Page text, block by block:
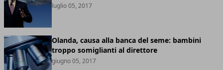
luglio 05, 2017
Olanda, causa alla banca del seme: bambini
troppo somiglianti al direttore
giugno 05, 2017